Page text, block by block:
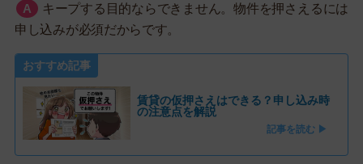
キープする目的ならできません。物件を押さえるには
申し込みが必須だからです。
おすすめ記事
賃貸の仮押さえはできる？申し込み時
の注意点を解説
記事を読む ▶